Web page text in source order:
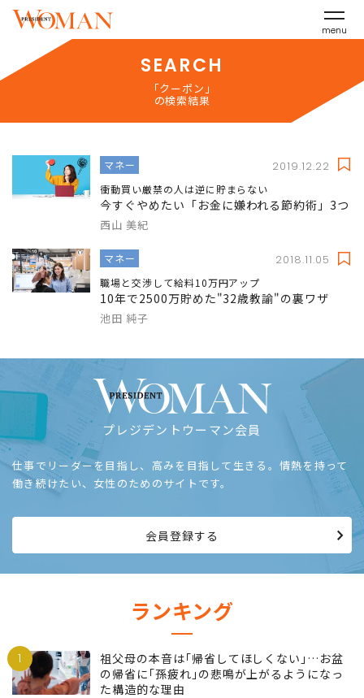
menu
SEARCH
「クーポン」
の検索結果
マネー 2019.12.22
衝動買い厳禁の人は逆に貯まらない
今すぐやめたい「お金に嫌われる節約術」3つ
西山 美紀
マネー 2018.11.05
職場と交渉して給料10万円アップ
10年で2500万貯めた"32歳教諭"の裏ワザ
池田 純子
プレジデントウーマン会員
仕事でリーダーを目指し、高みを目指して生きる。情熱を持って
働き続けたい、女性のためのサイトです。
会員登録する
ランキング
1
祖父母の本音は｢帰省してほしくない｣…お盆
の帰省に｢孫疲れ｣の悲鳴が上がるようになっ
た構造的な理由